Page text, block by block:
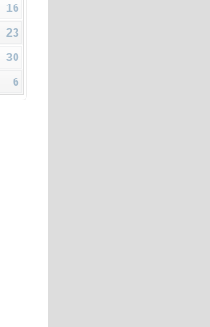
16
23
30
6